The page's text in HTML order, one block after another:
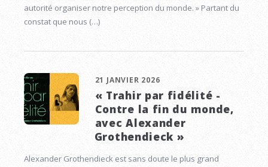
autorité organiser notre perception du monde. » Partant du
constat que nous (…)
21 JANVIER 2026
« Trahir par fidélité -
Contre la fin du monde,
avec Alexander
Grothendieck »
Alexander Grothendieck est sans doute le plus grand